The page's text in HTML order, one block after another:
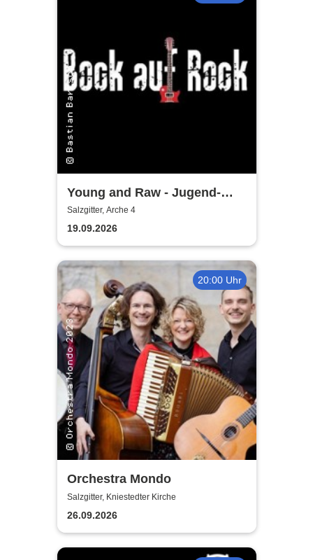
Young and Raw - Jugend-
Konzert
Salzgitter, Arche 4
19.09.2026
20:00 Uhr
Orchestra Mondo
Salzgitter, Kniestedter Kirche
26.09.2026